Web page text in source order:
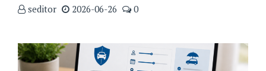
seditor 2026-06-26 0